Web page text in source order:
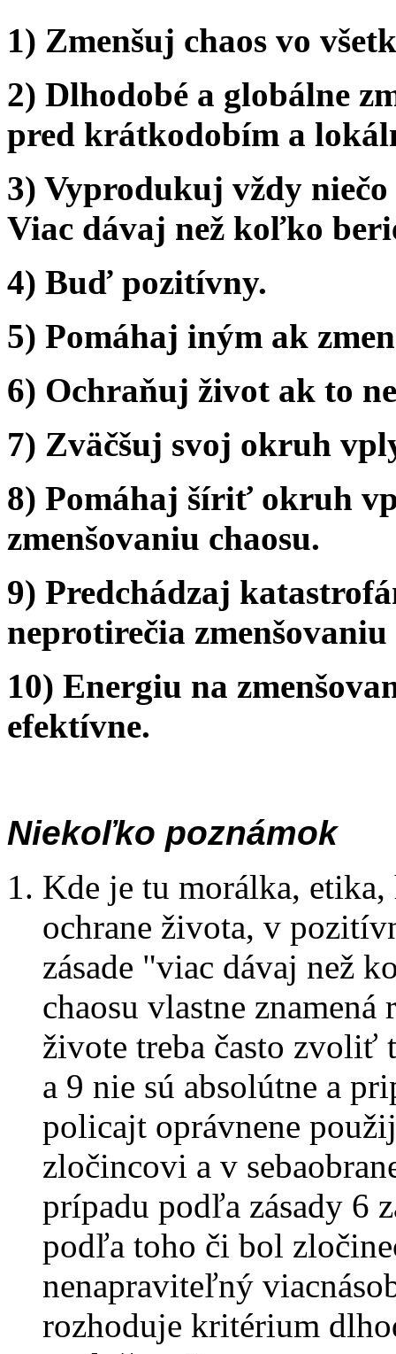
1) Zmenšuj chaos vo
2) Dlhodobé a globálne
pred krátkodobím a
3) Vyprodukuj vždy
Viac dávaj než koľko
4) Buď pozitívny.
5) Pomáhaj iným ak
6) Ochraňuj život ak to
7) Zväčšuj svoj okruh
8) Pomáhaj šíriť okruh
zmenšovaniu chaosu.
9) Predchádzaj
neprotirečia zmenšovaniu
10) Energiu na
efektívne.
Niekoľko poznámok
Kde je tu morálka, etika,
ochrane života, v
zásade "viac dávaj než
chaosu vlastne
živote treba často zvoliť
a 9 nie sú absolútne a
policajt oprávnene
zločincovi a v
prípadu podľa zásady 6
podľa toho či bol
nenapraviteľný
rozhoduje kritérium